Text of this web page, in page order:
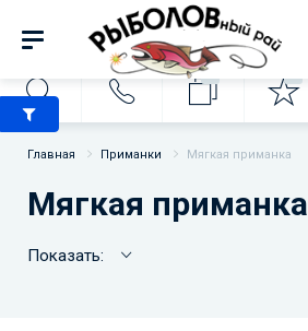
Главная Приманки Мягкая приманка
Мягкая приманка
Показать: